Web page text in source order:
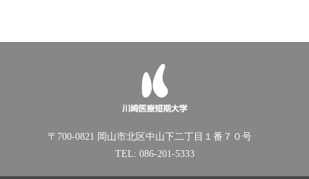
〒700-0821 岡山市北区中山下二丁目１番７０号
TEL: 086-201-5333